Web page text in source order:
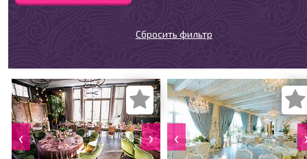
Сбросить фильтр
‹ › ‹